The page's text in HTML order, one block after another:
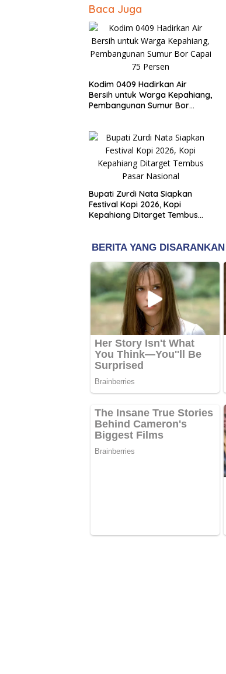
Baca Juga
Kodim 0409 Hadirkan Air
Bersih untuk Warga Kepahiang,
Pembangunan Sumur Bor
Bupati Zurdi Nata Siapkan
Festival Kopi 2026, Kopi
Kepahiang Ditarget Tembus